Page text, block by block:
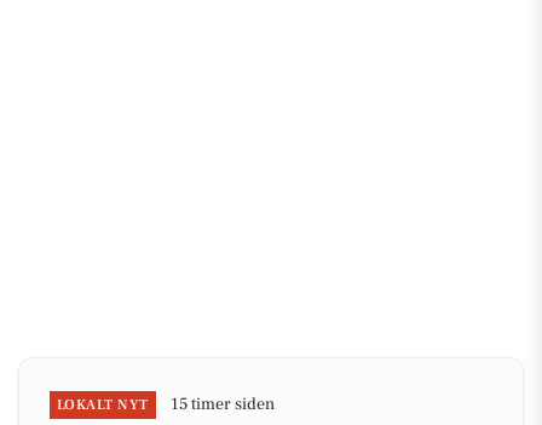
LOKALT NYT 15 timer siden